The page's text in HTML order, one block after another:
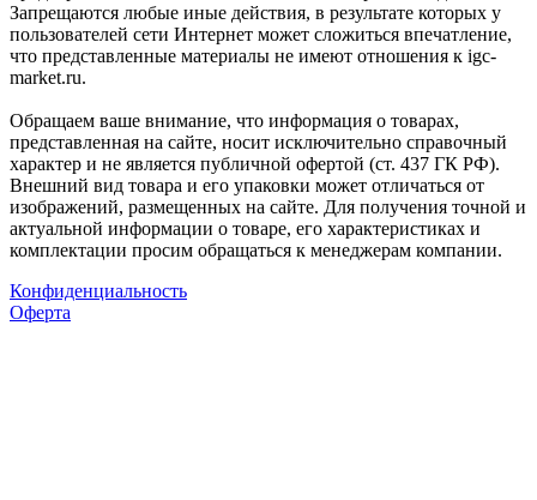
Запрещаются любые иные действия, в результате которых у
пользователей сети Интернет может сложиться впечатление,
что представленные материалы не имеют отношения к igc-
market.ru.
Обращаем ваше внимание, что информация о товарах,
представленная на сайте, носит исключительно справочный
характер и не является публичной офертой (ст. 437 ГК РФ).
Внешний вид товара и его упаковки может отличаться от
изображений, размещенных на сайте. Для получения точной и
актуальной информации о товаре, его характеристиках и
комплектации просим обращаться к менеджерам компании.
Конфиденциальность
Оферта